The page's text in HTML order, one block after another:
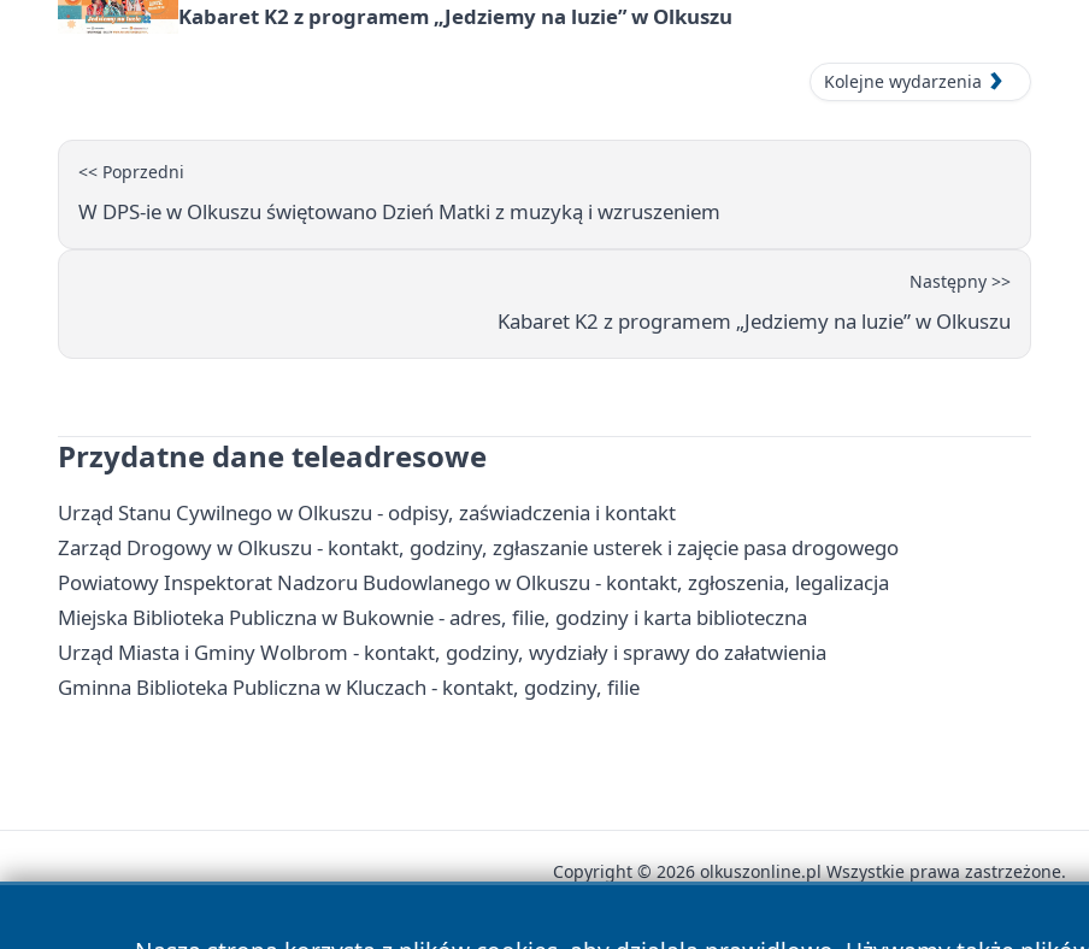
Kabaret K2 z programem „Jedziemy na luzie” w Olkuszu
Kolejne wydarzenia
<< Poprzedni
W DPS-ie w Olkuszu świętowano Dzień Matki z muzyką i wzruszeniem
Następny >>
Kabaret K2 z programem „Jedziemy na luzie” w Olkuszu
Przydatne dane teleadresowe
Urząd Stanu Cywilnego w Olkuszu - odpisy, zaświadczenia i kontakt
Zarząd Drogowy w Olkuszu - kontakt, godziny, zgłaszanie usterek i zajęcie pasa drogowego
Powiatowy Inspektorat Nadzoru Budowlanego w Olkuszu - kontakt, zgłoszenia, legalizacja
Miejska Biblioteka Publiczna w Bukownie - adres, filie, godziny i karta biblioteczna
Urząd Miasta i Gminy Wolbrom - kontakt, godziny, wydziały i sprawy do załatwienia
Gminna Biblioteka Publiczna w Kluczach - kontakt, godziny, filie
Copyright © 2026 olkuszonline.pl Wszystkie prawa zastrzeżone.